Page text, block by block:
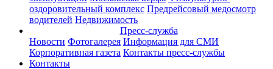
оздоровительный комплекс Предрейсовый медосмотр
водителей Недвижимость
Пресс-служба
Новости Фотогалерея Информация для СМИ
Корпоративная газета Контакты пресс-службы
Контакты